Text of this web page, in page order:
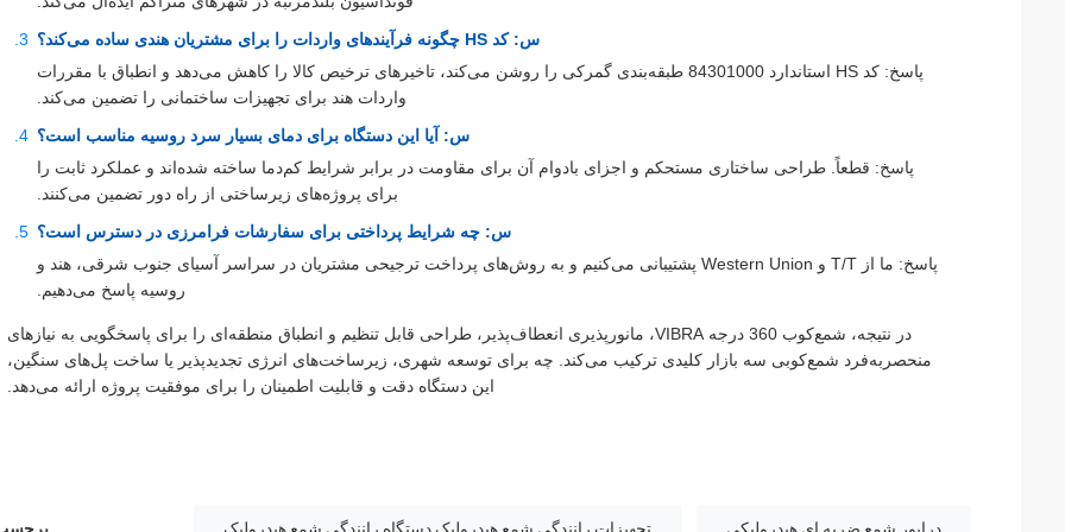
س: کد HS چگونه فرآیندهای واردات را برای مشتریان هندی ساده می‌کند؟
پاسخ: کد HS استاندارد 84301000 طبقه‌بندی گمرکی را روشن می‌کند، تاخیرهای ترخیص کالا را کاهش می‌دهد و انطباق با مقررات
واردات هند برای تجهیزات ساختمانی را تضمین می‌کند.
س: آیا این دستگاه برای دمای بسیار سرد روسیه مناسب است؟
پاسخ: قطعاً. طراحی ساختاری مستحکم و اجزای بادوام آن برای مقاومت در برابر شرایط کم‌دما ساخته شده‌اند و عملکرد ثابت را
برای پروژه‌های زیرساختی از راه دور تضمین می‌کنند.
س: چه شرایط پرداختی برای سفارشات فرامرزی در دسترس است؟
پاسخ: ما از T/T و Western Union پشتیبانی می‌کنیم و به روش‌های پرداخت ترجیحی مشتریان در سراسر آسیای جنوب شرقی، هند و
روسیه پاسخ می‌دهیم.
در نتیجه، شمع‌کوب 360 درجه VIBRA، مانورپذیری انعطاف‌پذیر، طراحی قابل تنظیم و انطباق منطقه‌ای را برای پاسخگویی به نیازهای
منحصربه‌فرد شمع‌کوبی سه بازار کلیدی ترکیب می‌کند. چه برای توسعه شهری، زیرساخت‌های انرژی تجدیدپذیر یا ساخت پل‌های سنگین،
این دستگاه دقت و قابلیت اطمینان را برای موفقیت پروژه ارائه می‌دهد.